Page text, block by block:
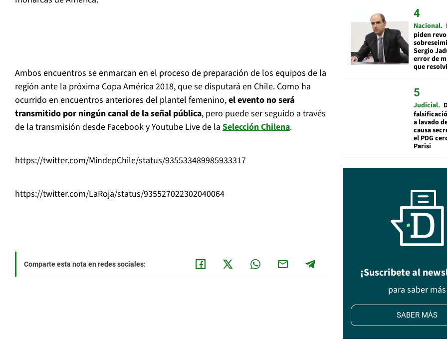
Ambos encuentros se enmarcan en el proceso de preparación de los equipos de la
región ante la próxima Copa América 2018, que se disputará en Chile. Como ha
ocurrido en encuentros anteriores del plantel femenino,el evento no será
transmitido por ningún canal de la señal pública, pero puede ser seguido a través
de la transmisión desde Facebook y Youtube Live de la Selección Chilena.
https://twitter.com/MindepChile/status/935533489985933317
https://twitter.com/LaRoja/status/935527022302040064
Comparte esta nota en redes sociales:
Nacional
piden
Sergio
error de
que
Judicial
a lavado
causa
el PDG
Parisi
¡Suscribete al
para saber más
SABER MÁS